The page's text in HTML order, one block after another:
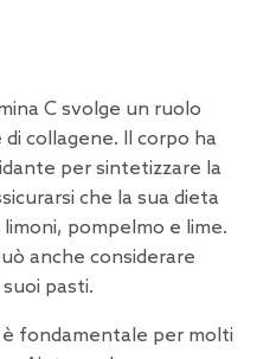
C svolge un ruolo
collagene. Il corpo ha
per sintetizzare la
che la sua dieta
pompelmo e lime.
anche considerare
pasti.
fondamentale per molti